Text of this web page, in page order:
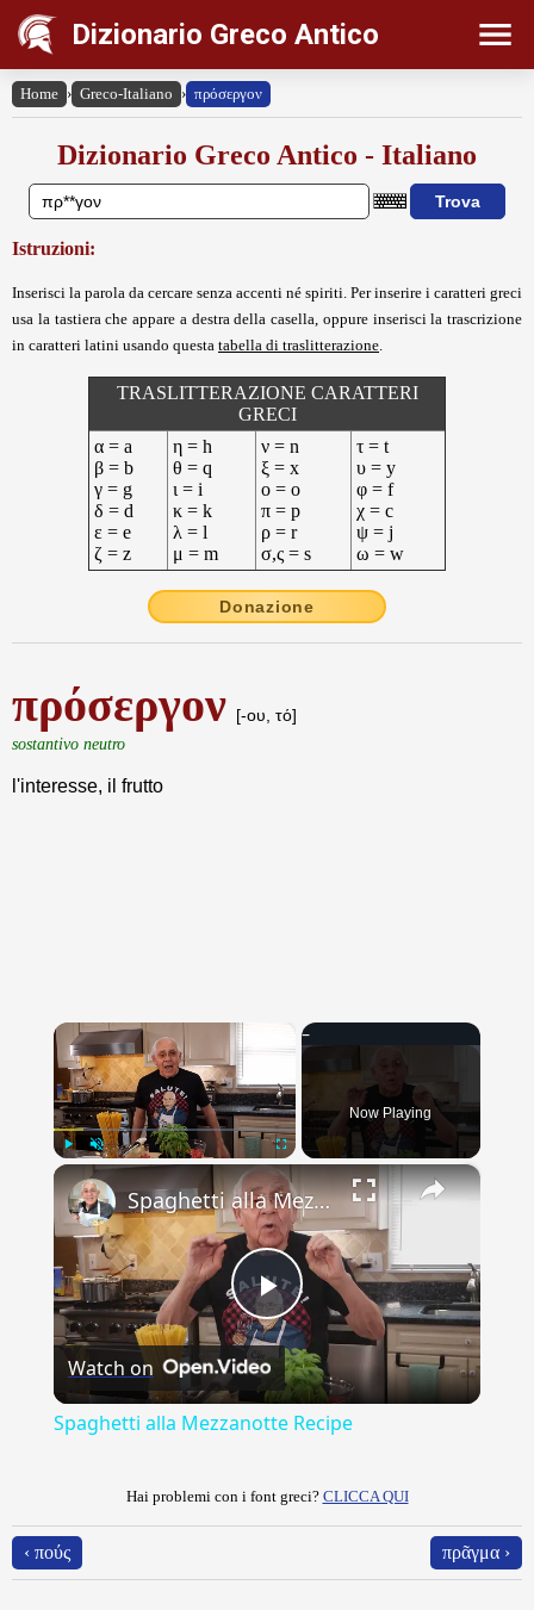
Dizionario Greco Antico
Home › Greco-Italiano › πρόσεργον
Dizionario Greco Antico - Italiano
Istruzioni:
Inserisci la parola da cercare senza accenti né spiriti. Per inserire i caratteri greci
usa la tastiera che appare a destra della casella, oppure inserisci la trascrizione
in caratteri latini usando questa tabella di traslitterazione
TRASLITTERAZIONE CARATTERI
GRECI
α = a
β = b
γ = g
δ = d
ε = e
ζ = z
η = h
θ = q
ι = i
κ = k
λ = l
μ = m
ν = n
ξ = x
ο = o
π = p
ρ = r
σ,ς = s
τ = t
υ = y
φ = f
χ = c
ψ = j
ω = w
Donazione
πρόσεργον [-ου, τό]
sostantivo neutro
l'interesse, il frutto
Unmute
Now Playing
×
Play
Video
Spaghetti alla Mezzanotte Recipe
Watch on
Spaghetti alla Mezzanotte Recipe
Hai problemi con i font greci? CLICCA QUI
‹ πούς πρᾶγμα ›